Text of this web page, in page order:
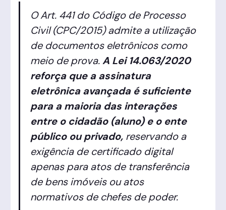
O Art. 441 do Código de Processo
Civil (CPC/2015) admite a utilização
de documentos eletrônicos como
meio de prova.A Lei 14.063/2020
reforça que a assinatura
eletrônica avançada é suficiente
para a maioria das interações
entre o cidadão (aluno) e o ente
público ou privado,reservando a
exigência de certificado digital
apenas para atos de transferência
de bens imóveis ou atos
normativos de chefes de poder.